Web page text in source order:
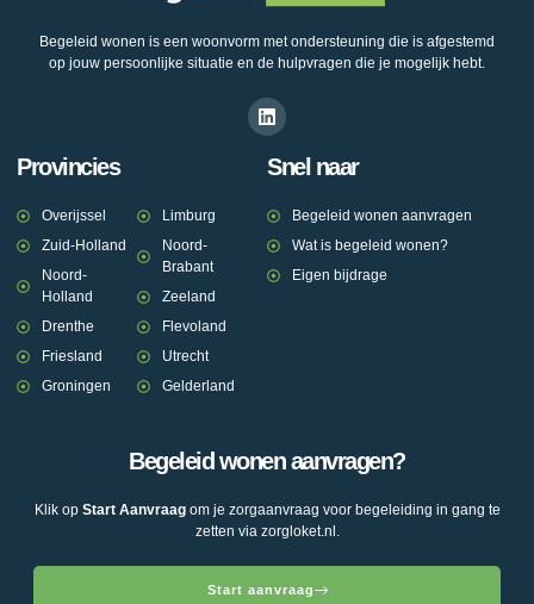
Begeleid wonen is een woonvorm met ondersteuning die is afgestemd
op jouw persoonlijke situatie en de hulpvragen die je mogelijk hebt.
Provincies
Overijssel
Zuid-Holland
Noord-
Holland
Drenthe
Friesland
Groningen
Limburg
Noord-
Brabant
Zeeland
Flevoland
Utrecht
Gelderland
Snel naar
Begeleid wonen aanvragen
Wat is begeleid wonen?
Eigen bijdrage
Begeleid wonen aanvragen?
Klik op Start Aanvraagom je zorgaanvraag voor begeleiding in gang te
zetten via zorgloket.nl.
Start aanvraag